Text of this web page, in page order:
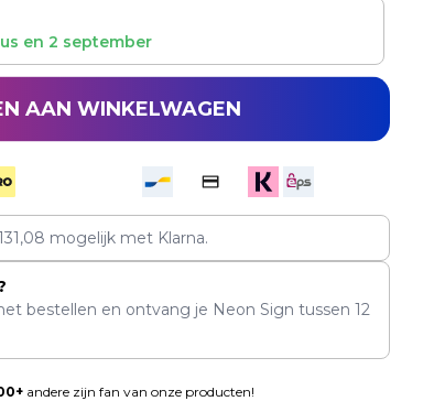
en 2 september
AAN WINKELWAGEN
mogelijk met Klarna.
bestellen en ontvang je Neon Sign tussen 12
andere zijn fan van onze producten!